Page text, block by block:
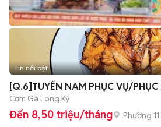
Tin nổi bật
Cơm Gà Long Ký
Đến 8,50 triệu/tháng Phường 11